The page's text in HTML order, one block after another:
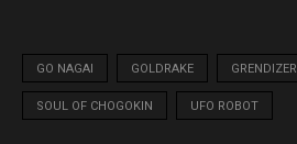
GO NAGAI GOLDRAKE GRENDIZER
SOUL OF CHOGOKIN UFO ROBOT